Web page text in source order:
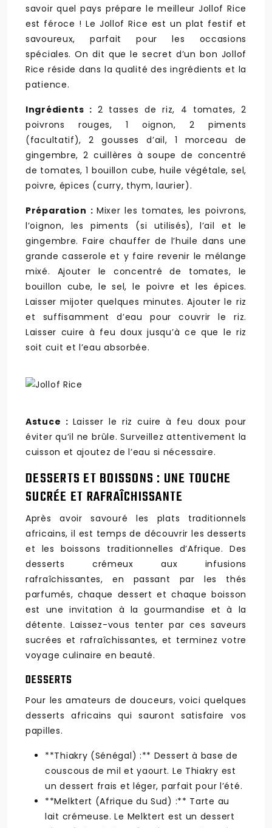
savoir quel pays prépare le meilleur Jollof Rice
est féroce ! Le Jollof Rice est un plat festif et
savoureux, parfait pour les occasions
spéciales. On dit que le secret d’un bon Jollof
Rice réside dans la qualité des ingrédients et la
patience.
Ingrédients : 2 tasses de riz, 4 tomates, 2
poivrons rouges, 1 oignon, 2 piments
(facultatif), 2 gousses d’ail, 1 morceau de
gingembre, 2 cuillères à soupe de concentré
de tomates, 1 bouillon cube, huile végétale, sel,
poivre, épices (curry, thym, laurier).
Préparation :Mixer les tomates, les poivrons,
l’oignon, les piments (si utilisés), l’ail et le
gingembre. Faire chauffer de l’huile dans une
grande casserole et y faire revenir le mélange
mixé. Ajouter le concentré de tomates, le
bouillon cube, le sel, le poivre et les épices.
Laisser mijoter quelques minutes. Ajouter le riz
et suffisamment d’eau pour couvrir le riz.
Laisser cuire à feu doux jusqu’à ce que le riz
soit cuit et l’eau absorbée.
Astuce : Laisser le riz cuire à feu doux pour
éviter qu’il ne brûle. Surveillez attentivement la
cuisson et ajoutez de l’eau si nécessaire.
DESSERTS ET BOISSONS : UNE TOUCHE
SUCRÉE ET RAFRAÎCHISSANTE
Après avoir savouré les plats traditionnels
africains, il est temps de découvrir les desserts
et les boissons traditionnelles d’Afrique. Des
desserts crémeux aux infusions
rafraîchissantes, en passant par les thés
parfumés, chaque dessert et chaque boisson
est une invitation à la gourmandise et à la
détente. Laissez-vous tenter par ces saveurs
sucrées et rafraîchissantes, et terminez votre
voyage culinaire en beauté.
DESSERTS
Pour les amateurs de douceurs, voici quelques
desserts africains qui sauront satisfaire vos
papilles.
**Thiakry (Sénégal) :** Dessert à base de
couscous de mil et yaourt. Le Thiakry est
un dessert frais et léger, parfait pour l’été.
**Melktert (Afrique du Sud) :** Tarte au
lait crémeuse. Le Melktert est un dessert